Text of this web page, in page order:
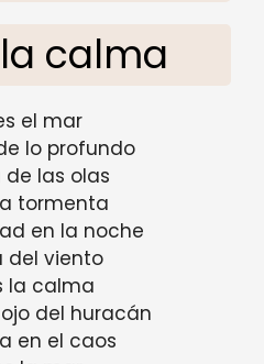
calma
el mar
lo profundo
de las olas
tormenta
en la noche
del viento
la calma
del huracán
en el caos